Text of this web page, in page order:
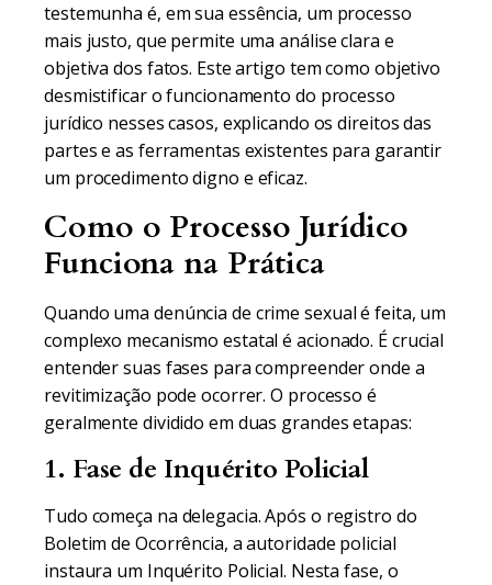
testemunha é, em sua essência, um processo
mais justo, que permite uma análise clara e
objetiva dos fatos. Este artigo tem como objetivo
desmistificar o funcionamento do processo
jurídico nesses casos, explicando os direitos das
partes e as ferramentas existentes para garantir
um procedimento digno e eficaz.
Como o Processo Jurídico
Funciona na Prática
Quando uma denúncia de crime sexual é feita, um
complexo mecanismo estatal é acionado. É crucial
entender suas fases para compreender onde a
revitimização pode ocorrer. O processo é
geralmente dividido em duas grandes etapas:
1. Fase de Inquérito Policial
Tudo começa na delegacia. Após o registro do
Boletim de Ocorrência, a autoridade policial
instaura um Inquérito Policial. Nesta fase, o